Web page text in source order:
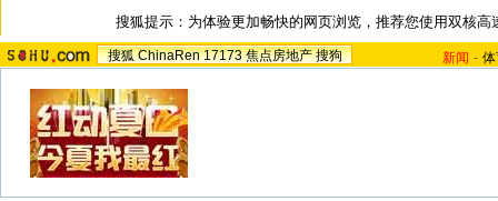
搜狐提示：为体验更加畅快的网页浏览，推荐您使用双核高
搜狐 ChinaRen 17173 焦点房地产 搜狗 新闻 -